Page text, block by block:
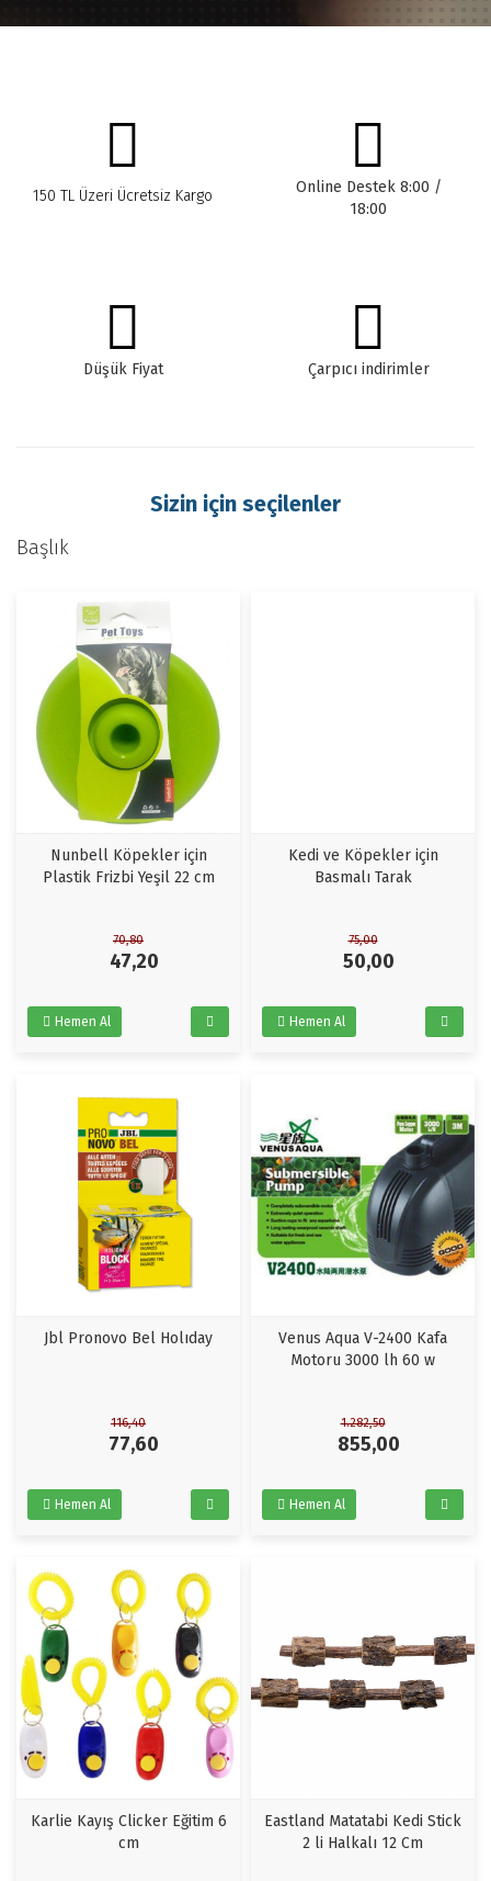
150 TL Üzeri Ücretsiz Kargo
Online Destek 8:00 /
18:00
Düşük Fiyat Çarpıcı indirimler
Sizin için seçilenler
Başlık
Nunbell Köpekler için
Plastik Frizbi Yeşil 22 cm
70,80
47,20
Hemen Al
Kedi ve Köpekler için
Basmalı Tarak
75,00
50,00
Hemen Al
Jbl Pronovo Bel Holıday
116,40
77,60
Hemen Al
Venus Aqua V-2400 Kafa
Motoru 3000 lh 60 w
1.282,50
855,00
Hemen Al
Karlie Kayış Clicker Eğitim 6
cm
Eastland Matatabi Kedi Stick
2 li Halkalı 12 Cm